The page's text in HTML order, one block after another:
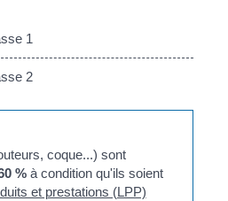
1
2
coque...) sont
%à condition qu'ils soient
et prestations (LPP)